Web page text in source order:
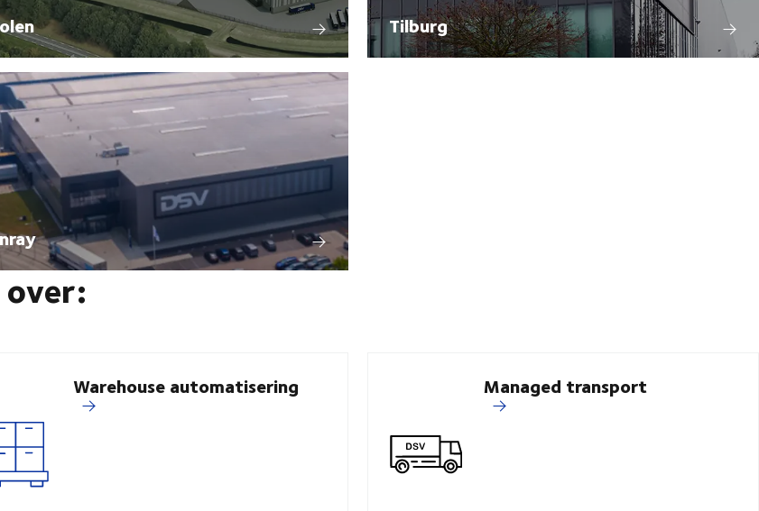
Tilburg
Warehouse automatisering Managed transport